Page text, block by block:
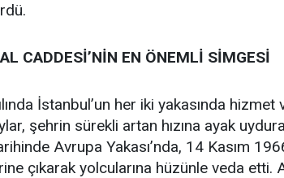
CADDESİ’NİN EN ÖNEMLİ SİMGESİ
İstanbul’un her iki yakasında
şehrin sürekli artan hızına ayak
Avrupa Yakası’nda, 14 Kasım
çıkarak yolcularına hüzünle veda etti.